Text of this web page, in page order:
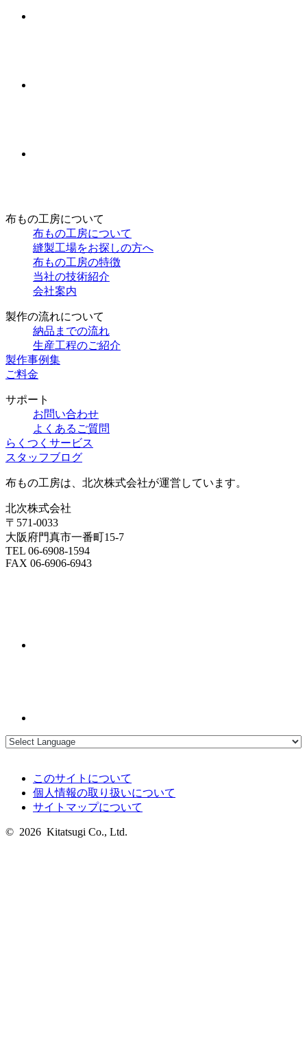
布もの工房について
布もの工房について
縫製工場をお探しの方へ
布もの工房の特徴
当社の技術紹介
会社案内
製作の流れについて
納品までの流れ
生産工程のご紹介
製作事例集
ご料金
サポート
お問い合わせ
よくあるご質問
らくつくサービス
スタッフブログ
布もの工房は、北次株式会社が運営しています。
北次株式会社
〒571-0033
大阪府門真市一番町15-7
TEL 06-6908-1594
FAX 06-6906-6943
このサイトについて
個人情報の取り扱いについて
サイトマップについて
© 2026 Kitatsugi Co., Ltd.